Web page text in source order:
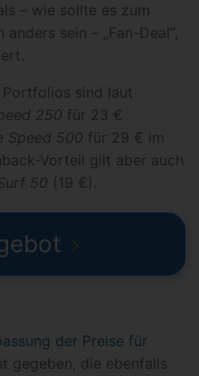
– wie sollte es zum
sein – „Fan-Deal“,
sind laut
250 für 23 €
Speed 500 für 29 € im
Vorteil gilt aber auch
50 (19 €).
der Preise für
gegeben, die ebenfalls